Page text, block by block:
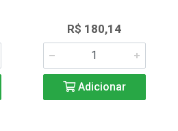
R$ 180,14
Adicionar